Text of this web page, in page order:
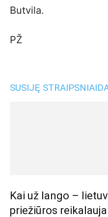
Butvila.
PŽ
SUSIJĘ STRAIPSNIAI
Kai už lango –
priežiūros